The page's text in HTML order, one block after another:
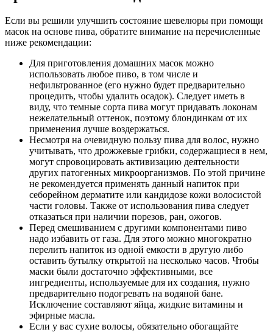
Если вы решили улучшить состояние шевелюры при помощи
масок на основе пива, обратите внимание на перечисленные
ниже рекомендации:
Для приготовления домашних масок можно
использовать любое пиво, в том числе и
нефильтрованное (его нужно будет предварительно
процедить, чтобы удалить осадок). Следует иметь в
виду, что темные сорта пива могут придавать локонам
нежелательный оттенок, поэтому блондинкам от их
применения лучше воздержаться.
Несмотря на очевидную пользу пива для волос, нужно
учитывать, что дрожжевые грибки, содержащиеся в нем,
могут спровоцировать активизацию деятельности
других патогенных микроорганизмов. По этой причине
не рекомендуется применять данный напиток при
себорейном дерматите или кандидозе кожи волосистой
части головы. Также от использования пива следует
отказаться при наличии порезов, ран, ожогов.
Перед смешиванием с другими компонентами пиво
надо избавить от газа. Для этого можно многократно
перелить напиток из одной емкости в другую либо
оставить бутылку открытой на несколько часов. Чтобы
маски были достаточно эффективными, все
ингредиенты, используемые для их создания, нужно
предварительно подогревать на водяной бане.
Исключение составляют яйца, жидкие витамины и
эфирные масла.
Если у вас сухие волосы, обязательно обогащайте